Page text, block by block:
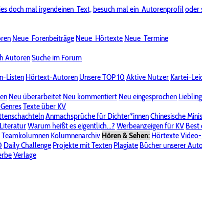
doch mal irgendeinen Text,besuch mal ein Autorenprofiloder
Neue Forenbeiträge Neue Hörtexte Neue Termine
AutorenSuche im Forum
Listen Hörtext-Autoren Unsere TOP 10 Aktive Nutzer Kartei-
Neu überarbeitet Neu kommentiert Neu eingesprochen
Texte über KV
Anmachsprüche für Dichter*innenChinesische
Warum heißt es eigentlich...? Werbeanzeigen für KV Best
Teamkolumnen Kolumnenarchiv Hören & Sehen: Hörtexte
Daily Challenge Projekte mit Texten Plagiate Bücher unserer
Verlage
Bereich "Literatur & Schreiberei"
Unsere SpenderlisteAlle Wege führen zu KVPasswort vergessen?
DatenschutzerklärungImpressum